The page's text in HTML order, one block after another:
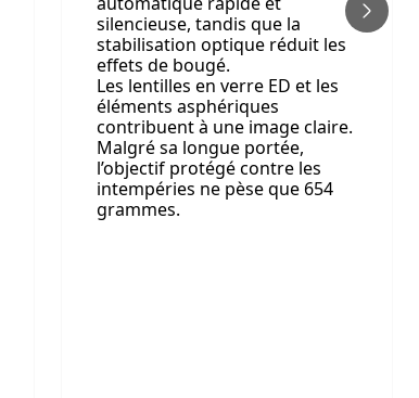
silencieuse, tandis que la
stabilisation optique réduit les
effets de bougé.
Les lentilles en verre ED et les
éléments asphériques
contribuent à une image claire.
Malgré sa longue portée,
l’objectif protégé contre les
intempéries ne pèse que 654
grammes.